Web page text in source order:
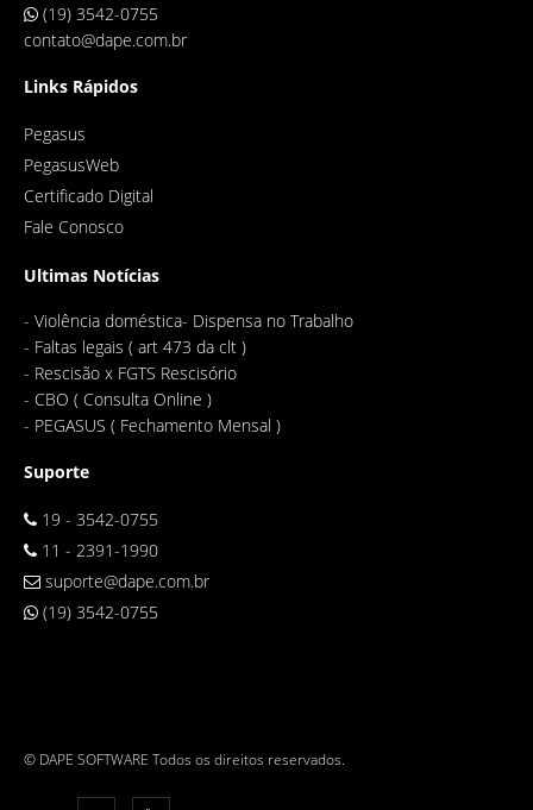
(19) 3542-0755
contato@dape.com.br
Links Rápidos
Pegasus
PegasusWeb
Certificado Digital
Fale Conosco
Ultimas Notícias
- Violência doméstica- Dispensa no Trabalho
- Faltas legais ( art 473 da clt )
- Rescisão x FGTS Rescisório
- CBO ( Consulta Online )
- PEGASUS ( Fechamento Mensal )
Suporte
19 - 3542-0755
11 - 2391-1990
suporte@dape.com.br
(19) 3542-0755
© DAPE SOFTWARE Todos os direitos reservados.